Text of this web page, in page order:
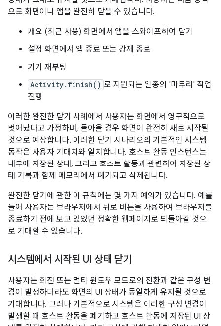
으로 화면이나 앱을 완전히 닫을 수 있습니다.
개요 (최근 사용) 화면에서 앱을 스와이프하여 닫기
설정 화면에서 앱 종료 또는 강제 종료
기기 재부팅
Activity.finish() 로 지원되는 일종의 '마무리' 작업
진행
이러한 완전한 닫기 사례에서 사용자는 화면에서 영구적으로
벗어났다고 가정하며, 돌아올 경우 화면이 완전히 새로 시작될
것으로 예상합니다. 이러한 닫기 시나리오의 기본적인 시스템
동작은 사용자 기대치와 일치합니다. 호스트 활동 인스턴스는
내부에 저장된 상태, 그리고 호스트 활동과 관련하여 저장된 상
태 기록과 함께 메모리에서 폐기되고 삭제됩니다.
완전한 닫기에 관한 이 규칙에는 몇 가지 예외가 있습니다. 예를
들어 사용자는 브라우저에서 뒤로 버튼을 사용하여 브라우저를
종료하기 전에 보고 있었던 정확한 웹페이지로 되돌아갈 것으
로 기대할 수 있습니다.
시스템에서 시작된 UI 상태 닫기
사용자는 회전 또는 멀티 윈도우 모드로의 전환과 같은 구성 변
경이 발생하더라도 화면의 UI 상태가 동일하게 유지될 것으로
기대합니다. 그러나 기본적으로 시스템은 이러한 구성 변경이
발생할 때 호스트 활동을 폐기하고 호스트 활동에 저장된 UI 상